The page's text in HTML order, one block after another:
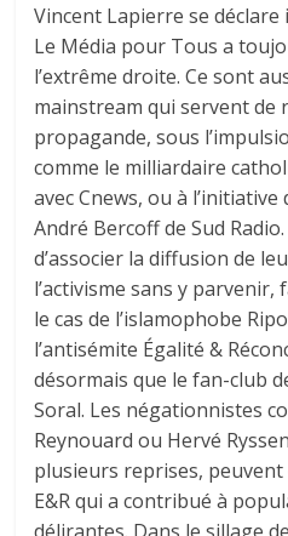
Vincent Lapierre se
Le Média pour Tous a
l’extrême droite. Ce sont
mainstream qui servent de
propagande, sous
comme le milliardaire
avec Cnews, ou à l’initiative
André Bercoff de Sud
d’associer la diffusion de
l’activisme sans y parvenir,
le cas de l’islamophobe
l’antisémite Égalité &
désormais que le fan-club
Soral. Les négationnistes
Reynouard ou Hervé
plusieurs reprises,
E&R qui a contribué à